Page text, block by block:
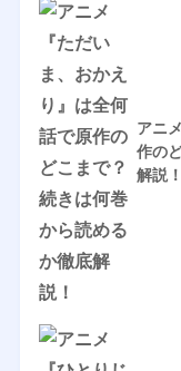
アニ
作の
解説！